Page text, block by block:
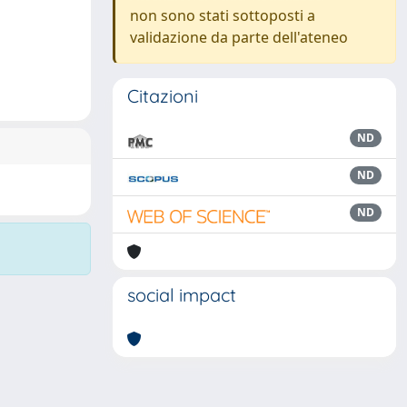
non sono stati sottoposti a
validazione da parte dell'ateneo
Citazioni
ND
ND
ND
social impact